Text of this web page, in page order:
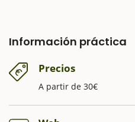
Información práctica
Precios
A partir de 30€